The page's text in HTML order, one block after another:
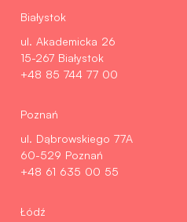
Białystok
ul. Akademicka 26
15-267 Białystok
+48 85 744 77 00
Poznań
ul. Dąbrowskiego 77A
60-529 Poznań
+48 61 635 00 55
Łódź